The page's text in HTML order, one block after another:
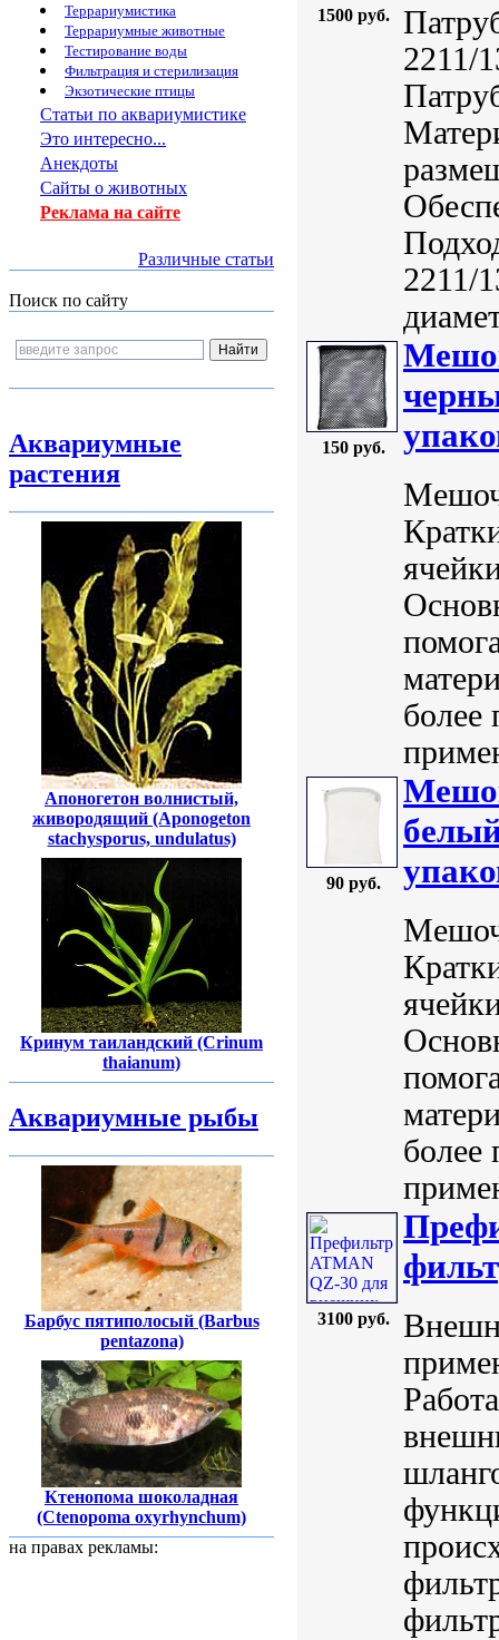
Террариумистика
Террариумные животные
Тестирование воды
Фильтрация и стерилизация
Экзотические птицы
Статьи по аквариумистике
Это интересно...
Анекдоты
Сайты о животных
Реклама на сайте
Различные статьи
Поиск по сайту
Аквариумные
растения
Апоногетон волнистый,
живородящий (Aponogeton
stachysporus, undulatus)
Кринум таиландский (Crinum
thaianum)
Аквариумные рыбы
Барбус пятиполосый (Barbus
pentazona)
Ктенопома шоколадная
(Ctenopoma oxyrhynchum)
на правах рекламы:
1500 руб.
2211/
2211/
150 руб.
более
90 руб.
более
3100 руб.